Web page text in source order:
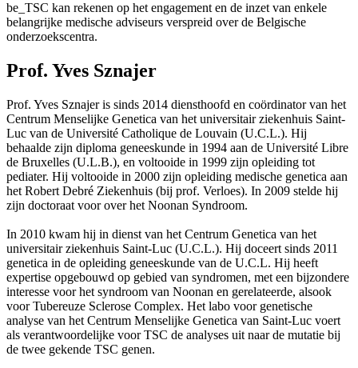
be_TSC kan rekenen op het engagement en de inzet van enkele
belangrijke medische adviseurs verspreid over de Belgische
onderzoekscentra.
Prof. Yves Sznajer
Prof. Yves Sznajer is sinds 2014 diensthoofd en coördinator van het
Centrum Menselijke Genetica van het universitair ziekenhuis Saint-
Luc van de Université Catholique de Louvain (U.C.L.). Hij
behaalde zijn diploma geneeskunde in 1994 aan de Université Libre
de Bruxelles (U.L.B.), en voltooide in 1999 zijn opleiding tot
pediater. Hij voltooide in 2000 zijn opleiding medische genetica aan
het Robert Debré Ziekenhuis (bij prof. Verloes). In 2009 stelde hij
zijn doctoraat voor over het Noonan Syndroom.
In 2010 kwam hij in dienst van het Centrum Genetica van het
universitair ziekenhuis Saint-Luc (U.C.L.). Hij doceert sinds 2011
genetica in de opleiding geneeskunde van de U.C.L. Hij heeft
expertise opgebouwd op gebied van syndromen, met een bijzondere
interesse voor het syndroom van Noonan en gerelateerde, alsook
voor Tubereuze Sclerose Complex. Het labo voor genetische
analyse van het Centrum Menselijke Genetica van Saint-Luc voert
als verantwoordelijke voor TSC de analyses uit naar de mutatie bij
de twee gekende TSC genen.